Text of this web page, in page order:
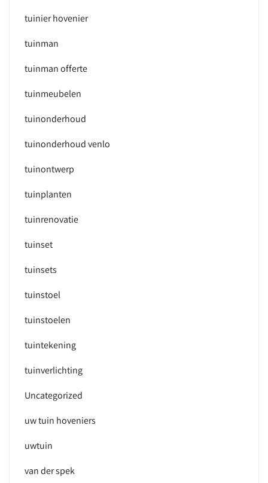
tuinier hovenier
tuinman
tuinman offerte
tuinmeubelen
tuinonderhoud
tuinonderhoud venlo
tuinontwerp
tuinplanten
tuinrenovatie
tuinset
tuinsets
tuinstoel
tuinstoelen
tuintekening
tuinverlichting
Uncategorized
uw tuin hoveniers
uwtuin
van der spek